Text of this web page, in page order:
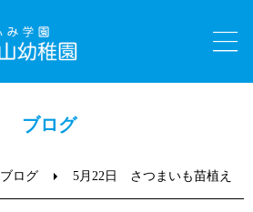
ブログ
ブログ 5月22日 さつまいも苗植え